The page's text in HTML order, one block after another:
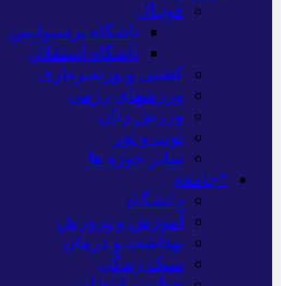
فوتبال
باشگاه پرسپولیس
باشگاه استقلال
کشتی و وزنه‌برداری
ورزشهای رزمی
ورزش زنان
توپ و تور
سایر حوزه ها
*جامعه
دانشگاه
آموزش و پرورش
بهداشت و درمان
سبک زندگی